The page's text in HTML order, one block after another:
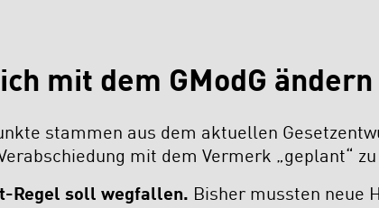
mit dem GModG ändern
stammen aus dem aktuellen
mit dem Vermerk „geplant“
Regel soll wegfallen. Bisher mussten neue